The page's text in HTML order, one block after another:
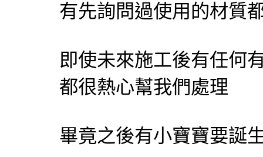
有先詢問過使用的材質
即使未來施工後有任何
都很熱心幫我們處理
畢竟之後有小寶寶要誕